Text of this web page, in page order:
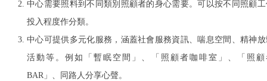
中心需要照料到不同類別照顧者的身心需要。可以按不同照顧
投入程度作分類。
中心可提供多元化服務，涵蓋社會服務資訊、喘息空間、精神
活動等。例如「暫眠空間」、「照顧者咖啡室」、「照顧
BAR」、同路人分享心聲。